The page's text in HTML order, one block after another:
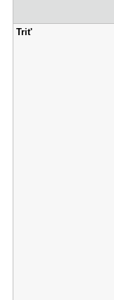
Trit'